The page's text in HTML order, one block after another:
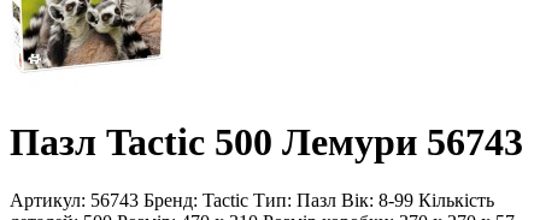
Пазл Tactic 500 Лемури 56743
Артикул: 56743 Бренд: Tactic Тип: Пазл Вік: 8-99 Кількість